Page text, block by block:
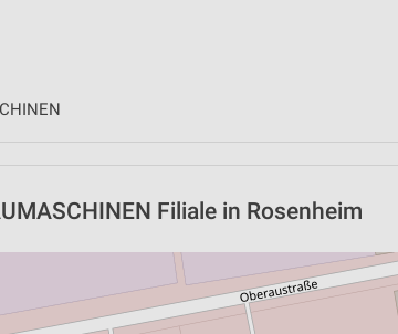
Filiale in Rosenheim